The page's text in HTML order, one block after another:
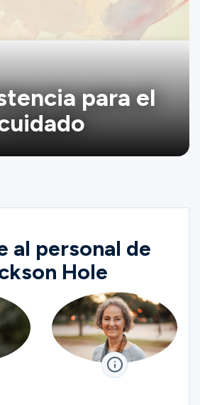
para el
al personal de
Hole